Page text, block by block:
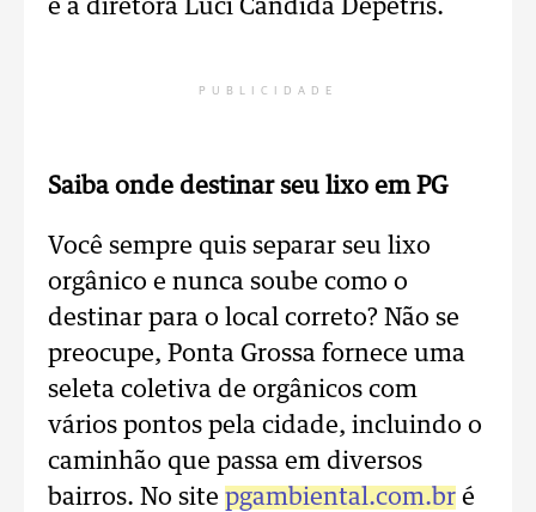
e a diretora Luci Cândida Depétris.
PUBLICIDADE
Saiba onde destinar seu lixo em PG
Você sempre quis separar seu lixo
orgânico e nunca soube como o
destinar para o local correto? Não se
preocupe, Ponta Grossa fornece uma
seleta coletiva de orgânicos com
vários pontos pela cidade, incluindo o
caminhão que passa em diversos
bairros. No site pgambiental.com.br é